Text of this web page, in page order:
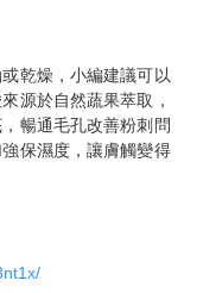
乾燥，小編建議可以
源於自然蔬果萃取，
暢通毛孔改善粉刺問
保濕度，讓膚觸變得